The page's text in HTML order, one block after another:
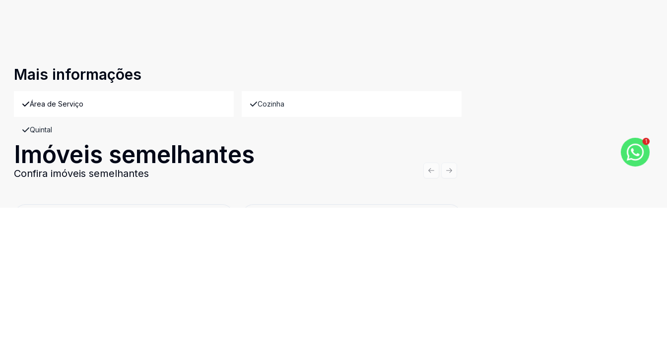
Mais informações
Área de Serviço Cozinha
Quintal
Imóveis semelhantes
Confira imóveis semelhantes Previous slide
Next slide
1